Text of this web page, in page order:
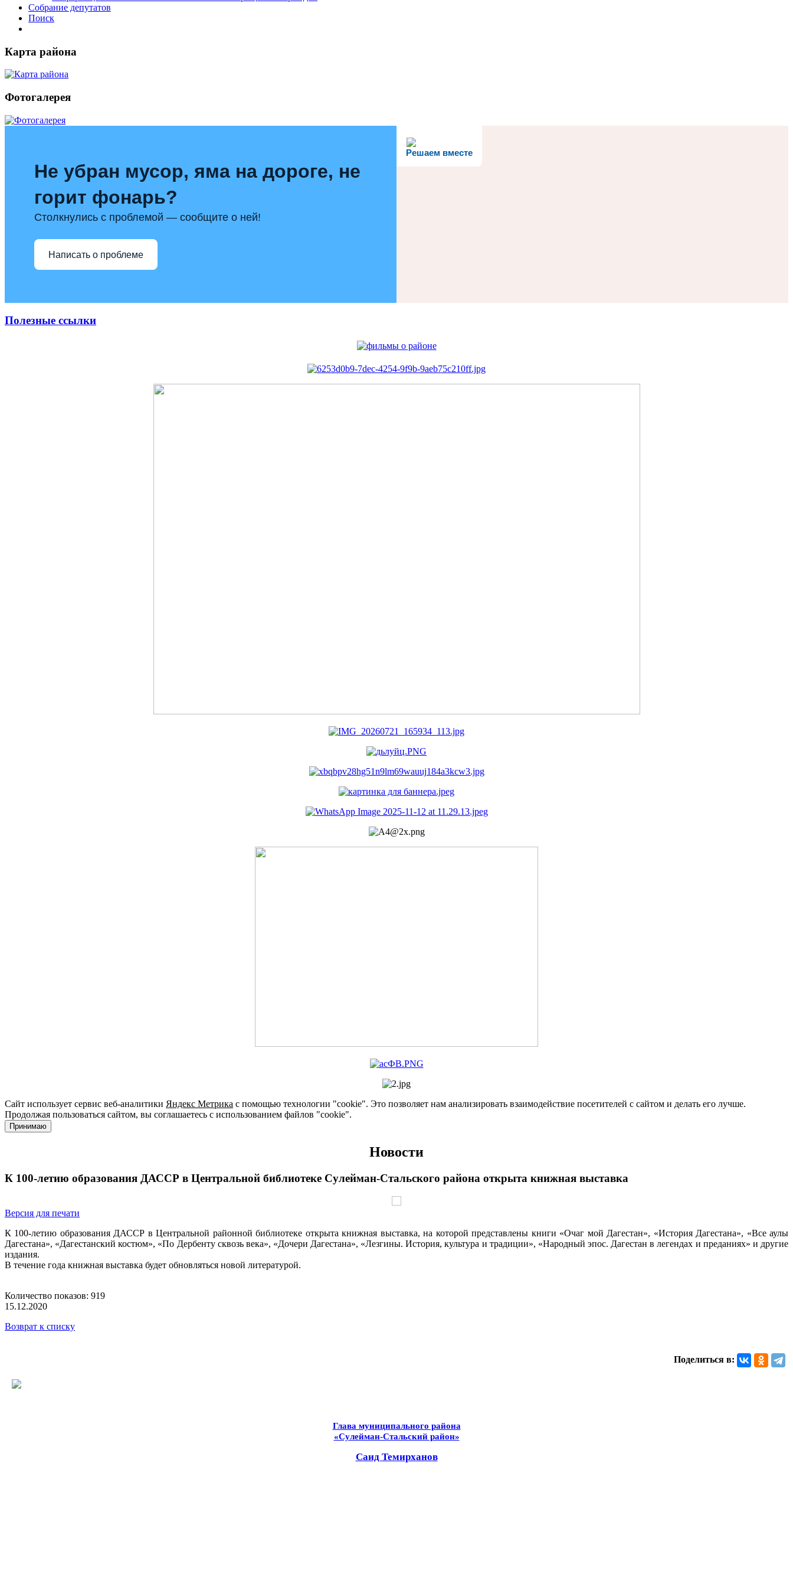
Собрание депутатов
Поиск
Карта района
Фотогалерея
Решаем вместе
Не убран мусор, яма на дороге, не
горит фонарь?
Столкнулись с проблемой — сообщите о ней!
Написать о проблеме
Полезные ссылки
Сайт использует сервис веб-аналитики Яндекс Метрика с помощью технологии "cookie". Это позволяет нам анализировать взаимодействие посетителей с сайтом и делать его лучше.
Продолжая пользоваться сайтом, вы соглашаетесь с использованием файлов "cookie".
Принимаю
Новости
К 100-летию образования ДАССР в Центральной библиотеке Сулейман-Стальского района открыта книжная выставка
Версия для печати
К 100-летию образования ДАССР в Центральной районной библиотеке открыта книжная выставка, на которой представлены книги «Очаг мой Дагестан», «История Дагестана», «Все аулы
Дагестана», «Дагестанский костюм», «По Дербенту сквозь века», «Дочери Дагестана», «Лезгины. История, культура и традиции», «Народный эпос. Дагестан в легендах и преданиях» и другие
издания.
В течение года книжная выставка будет обновляться новой литературой.
Количество показов: 919
15.12.2020
Возврат к списку
Поделиться в:
Глава муниципального района
«Сулейман-Стальский район»
Саид Темирханов